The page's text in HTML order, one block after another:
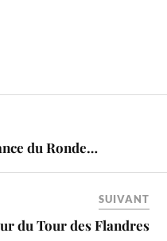
du Ronde…
SUIVANT
du Tour des Flandres